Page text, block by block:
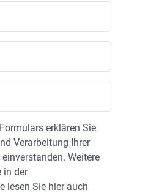
erklären Sie
Verarbeitung Ihrer
Weitere
in der
lesen Sie hier auch